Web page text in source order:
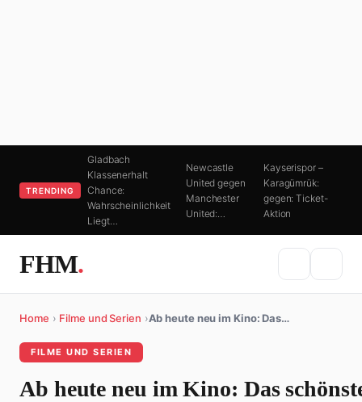
TRENDING
Gladbach
Klassenerhalt
Chance:
Wahrscheinlichkeit
Liegt…
Newcastle
United gegen
Manchester
United:…
Kayserispor –
Karagümrük:
gegen: Ticket-
Aktion
FHM.
Home › Filme und Serien ›Ab heute neu im Kino: Das…
FILME UND SERIEN
Ab heute neu im Kino: Das